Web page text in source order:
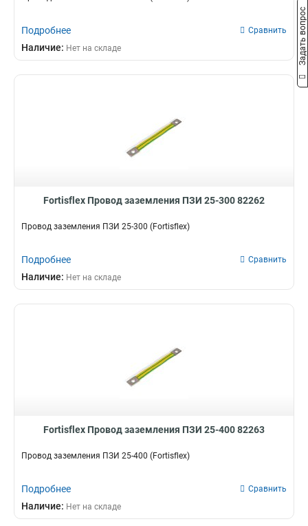
Подробнее Сравнить
Наличие: Нет на складе
Fortisflex Провод заземления ПЗИ 25-300 82262
Провод заземления ПЗИ 25-300 (Fortisflex)
Подробнее Сравнить
Наличие: Нет на складе
Fortisflex Провод заземления ПЗИ 25-400 82263
Провод заземления ПЗИ 25-400 (Fortisflex)
Подробнее Сравнить
Наличие: Нет на складе
Задать вопрос